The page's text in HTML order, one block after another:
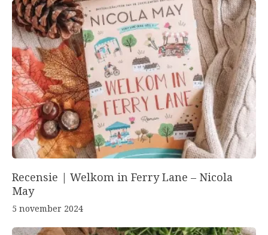
Recensie | Welkom in Ferry Lane – Nicola
May
5 november 2024